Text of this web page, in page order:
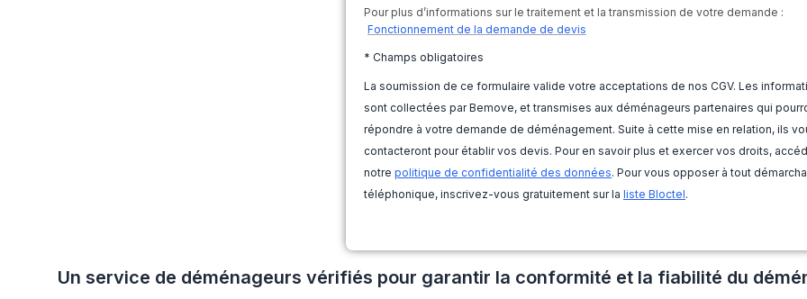
Pour plus d’informations sur le traitement et la transmission de votre demande :
Fonctionnement de la demande de devis
* Champs obligatoires
La soumission de ce formulaire valide votre acceptations de nos CGV. Les
sont collectées par Bemove, et transmises aux déménageurs partenaires qui
répondre à votre demande de déménagement. Suite à cette mise en relation, ils
contacteront pour établir vos devis. Pour en savoir plus et exercer vos droits,
notre politique de confidentialité des données. Pour vous opposer à tout
téléphonique, inscrivez-vous gratuitement sur la liste Bloctel.
Un service de déménageurs vérifiés pour garantir la conformité et la fiabilité du